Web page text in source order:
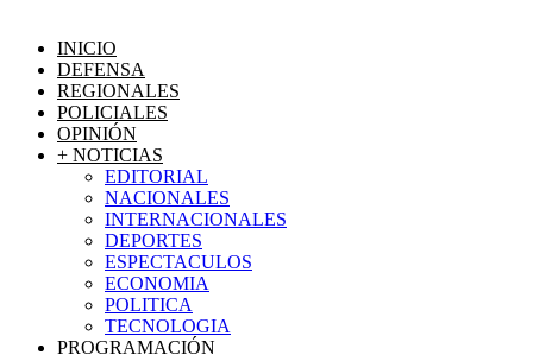
INICIO
DEFENSA
REGIONALES
POLICIALES
OPINIÓN
+ NOTICIAS
EDITORIAL
NACIONALES
INTERNACIONALES
DEPORTES
ESPECTACULOS
ECONOMIA
POLITICA
TECNOLOGIA
PROGRAMACIÓN